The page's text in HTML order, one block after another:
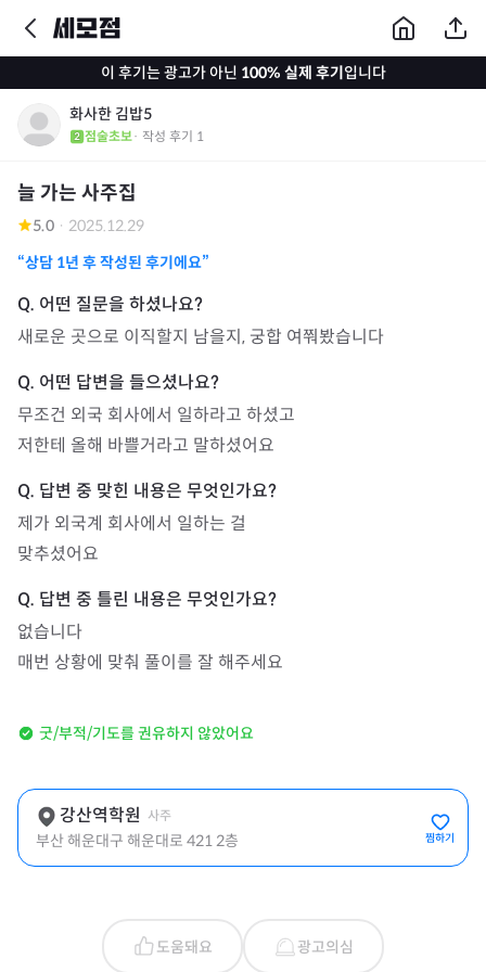
이 후기는 광고가 아닌 100% 실제 후기입니다
화사한 김밥5
점술초보· 작성 후기 1
늘 가는 사주집
5.0 · 2025.12.29
“상담 1년 후 작성된 후기에요”
새로운 곳으로 이직할지 남을지, 궁합 여쭤봤습니다
무조건 외국 회사에서 일하라고 하셨고
저한테 올해 바쁠거라고 말하셨어요
제가 외국계 회사에서 일하는 걸
맞추셨어요
없습니다
매번 상황에 맞춰 풀이를 잘 해주세요
굿/부적/기도를 권유하지 않았어요
강산역학원 사주
부산 해운대구 해운대로 421 2층 찜하기
도움돼요 광고의심